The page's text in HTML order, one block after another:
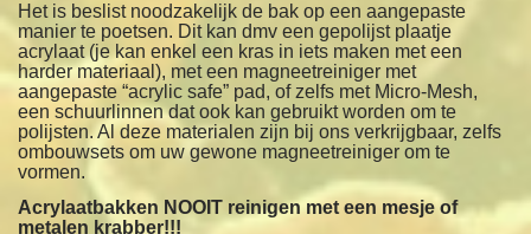
Het is beslist noodzakelijk de bak op een aangepaste
manierte poetsen. Dit kan dmv een gepolijst plaatje
acrylaat(je kan enkel een kras in iets maken met een
harder materiaal), met een magneetreiniger met
aangepaste “acrylic safe” pad,of zelfs met Micro-Mesh,
een schuurlinnen dat ook kan gebruiktworden om te
polijsten. Al deze materialen zijn bij onsverkrijgbaar, zelfs
ombouwsets om uw gewone magneetreiniger om te
vormen.
Acrylaatbakken NOOIT reinigen met een mesje of
metalen krabber!!!